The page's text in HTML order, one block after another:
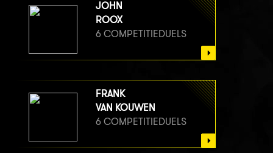
JOHN
ROOX
6 COMPETITIEDUELS
FRANK
VAN KOUWEN
6 COMPETITIEDUELS